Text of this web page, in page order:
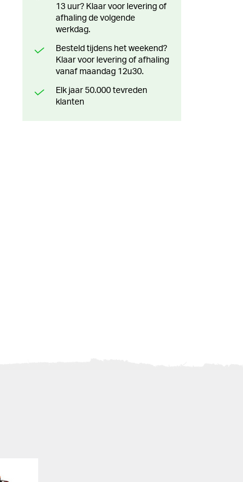
13 uur? Klaar voor levering of
afhaling de volgende
werkdag.
Besteld tijdens het weekend?
Klaar voor levering of afhaling
vanaf maandag 12u30.
Elk jaar 50.000 tevreden
klanten